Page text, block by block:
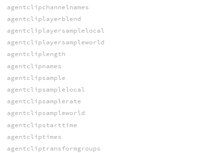
agentclipchannelnames
agentcliplayerblend
agentcliplayersamplelocal
agentcliplayersampleworld
agentcliplength
agentclipnames
agentclipsample
agentclipsamplelocal
agentclipsamplerate
agentclipsampleworld
agentclipstarttime
agentcliptimes
agentcliptransformgroups